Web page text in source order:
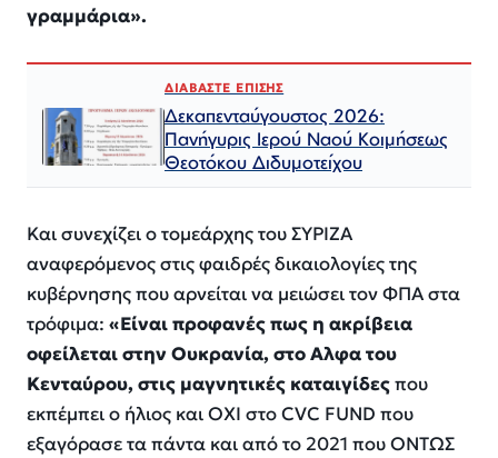
γραμμάρια».
ΔΙΑΒΑΣΤΕ ΕΠΙΣΗΣ
Δεκαπενταύγουστος 2026:
Πανήγυρις Ιερού Ναού Κοιμήσεως
Θεοτόκου Διδυμοτείχου
Και συνεχίζει ο τομεάρχης του ΣΥΡΙΖΑ
αναφερόμενος στις φαιδρές δικαιολογίες της
κυβέρνησης που αρνείται να μειώσει τον ΦΠΑ στα
τρόφιμα: «Είναι προφανές πως η ακρίβεια
οφείλεται στην Ουκρανία, στο Αλφα του
Κενταύρου, στις μαγνητικές καταιγίδεςπου
εκπέμπει ο ήλιος και ΟΧΙ στο CVC FUND που
εξαγόρασε τα πάντα και από το 2021 που ΟΝΤΩΣ